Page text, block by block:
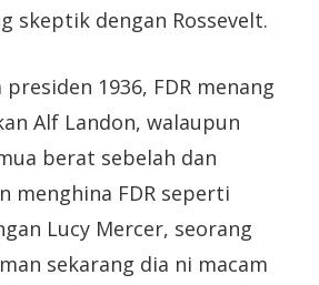
skeptik dengan Rossevelt.
1936, FDR menang
Alf Landon, walaupun
berat sebelah dan
menghina FDR seperti
Lucy Mercer, seorang
sekarang dia ni macam